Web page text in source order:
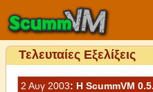
Τελευταίες Εξελίξεις
2 Αυγ 2003: Η ScummVM